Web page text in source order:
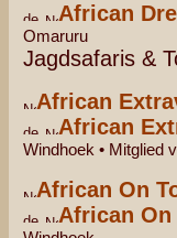
African
Omaruru
Jagdsafaris &
African
African
Windhoek • Mitglied
African On
African On